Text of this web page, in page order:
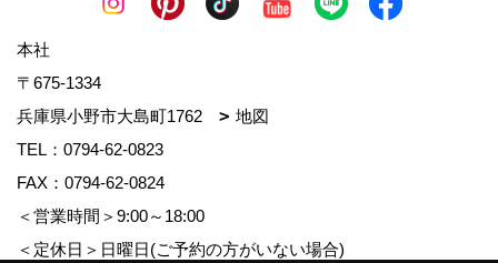
本社
〒675-1334
兵庫県小野市大島町1762
地図
TEL： 0794-62-0823
FAX：0794-62-0824
＜営業時間＞9:00～18:00
＜定休日＞日曜日(ご予約の方がいない場合)